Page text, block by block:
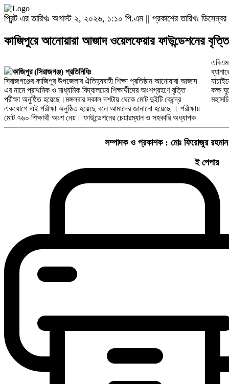
প্রিন্ট এর তারিখঃ অগাস্ট ২, ২০২৬, ১:১০ পি.এম || প্রকাশের তারিখঃ
কাজিপুরে আনোয়ারা আজাদ ওয়েলফেয়ার ফাউন্ডেশনের বৃত্তি
কাজিপুর (সিরাজগঞ্জ) প্রতিনিধিঃ
সিরাজগঞ্জের কাজিপুর উপজেলার ঐতিহ্যবাহী শিক্ষা প্রতিষ্ঠান আনোয়ারা আজাদ
এর নামে প্রাথমিক ও মাধ্যমিক বিদ্যালয়ের শিক্ষার্থীদের অংশগ্রহণে বৃত্তি
পরীক্ষা অনুষ্ঠিত হয়েছে।মঙ্গলবার সকাল দশটায় থেকে মোট দুইটি কেন্দ্রে
একযোগে এই পরীক্ষা অনুষ্ঠিত হয়েছে বলে আমাদের জানানো হয়েছে । পরীক্ষায়
মোট ৭৬০ শিক্ষাথী অংশ নেয়। ফাউন্ডেশনের চেয়ারম্যান ও সহকারি অধ্যাপক
যাচাইয়ের পাশাপাশি ভালো শিক্ষার্থীরা উপকৃত হয়। পরীক্ষা চলাকালিন বিভিন্ন
কক্ষ ঘুরে দেখেন সংগঠনের পরিচালক মরিয়ম লাভলী, অধ্যক্ষ মারজিয়া বেগম ও
সম্পাদক ও প্রকাশক : মোঃ ফিরোজুর রহমান
ই পেপার